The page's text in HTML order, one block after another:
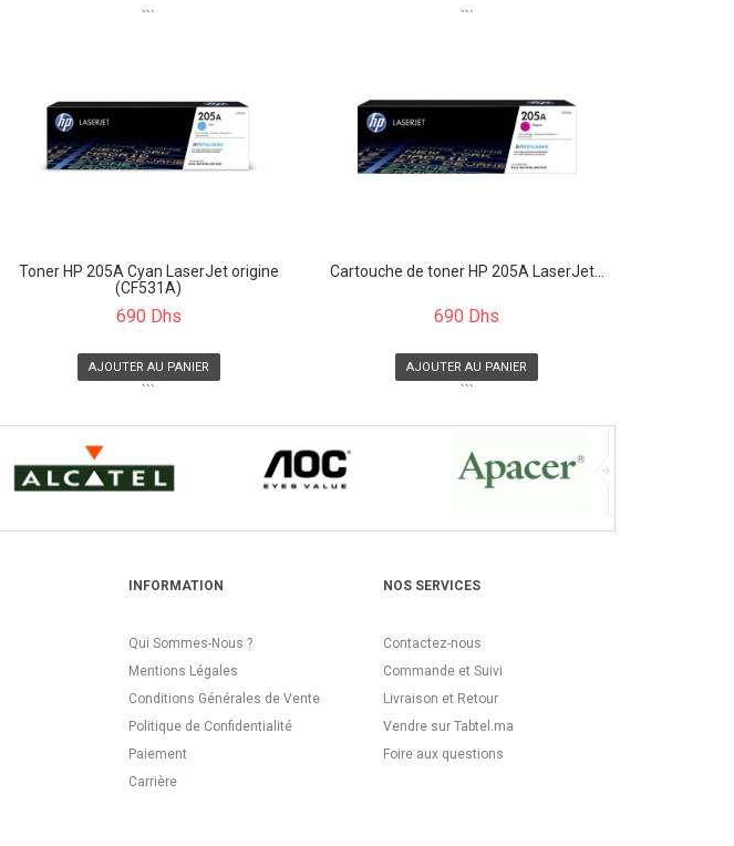
```
Toner HP 205A Cyan LaserJet origine
(CF531A)
690 Dhs
AJOUTER AU PANIER
```
```
Cartouche de toner HP 205A LaserJet...
690 Dhs
AJOUTER AU PANIER
```
INFORMATION
Qui Sommes-Nous ?
Mentions Légales
Conditions Générales de Vente
Politique de Confidentialité
Paiement
Carrière
NOS SERVICES
Contactez-nous
Commande et Suivi
Livraison et Retour
Vendre sur Tabtel.ma
Foire aux questions